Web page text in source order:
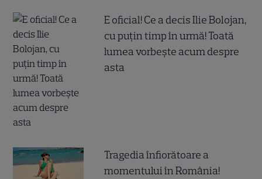
E oficial! Ce a decis Ilie Bolojan,
cu puțin timp în urmă! Toată
lumea vorbește acum despre
asta
Tragedia înfiorătoare a
momentului în România!